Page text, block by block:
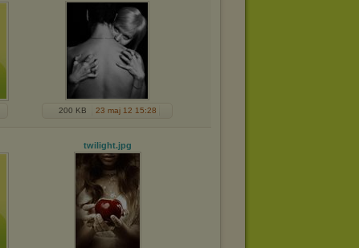
200 KB 23 maj 12 15:28
twilight.jpg